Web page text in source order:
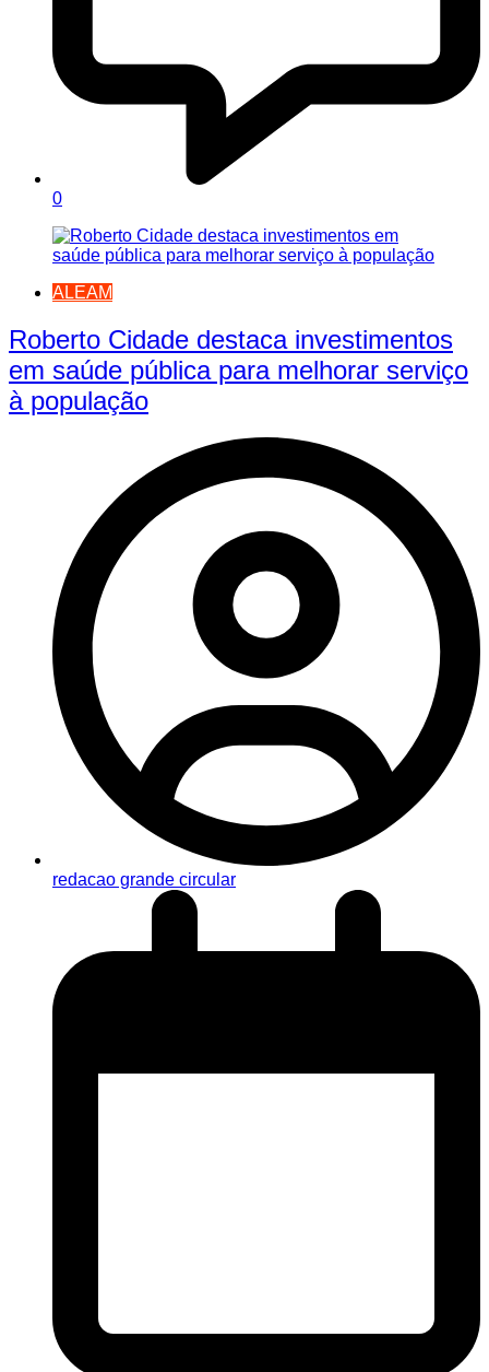
0
ALEAM
Roberto Cidade destaca investimentos
em saúde pública para melhorar serviço
à população
redacao grande circular